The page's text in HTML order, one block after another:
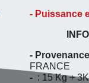
- Puissance
- Provenance
FRANCE
- : 15 Kg +